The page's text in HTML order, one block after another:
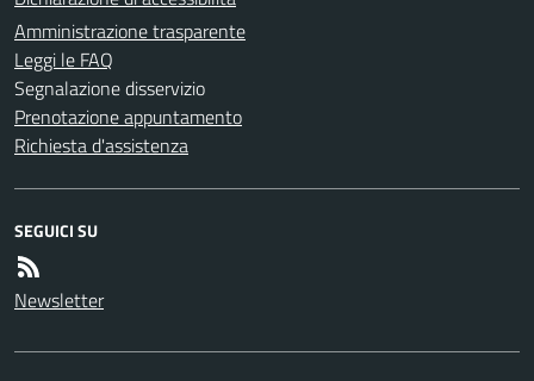
Amministrazione trasparente
Leggi le FAQ
Segnalazione disservizio
Prenotazione appuntamento
Richiesta d'assistenza
SEGUICI SU
Newsletter